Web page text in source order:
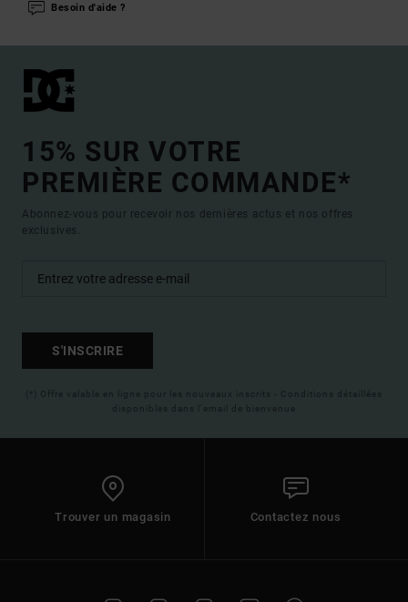
Besoin d'aide ?
15% SUR VOTRE
PREMIÈRE COMMANDE*
Abonnez-vous pour recevoir nos dernières actus et nos offres
exclusives.
S'INSCRIRE
(*) Offre valable en ligne pour les nouveaux inscrits - Conditions détaillées
disponibles dans l'email de bienvenue
Trouver un magasin Contactez nous